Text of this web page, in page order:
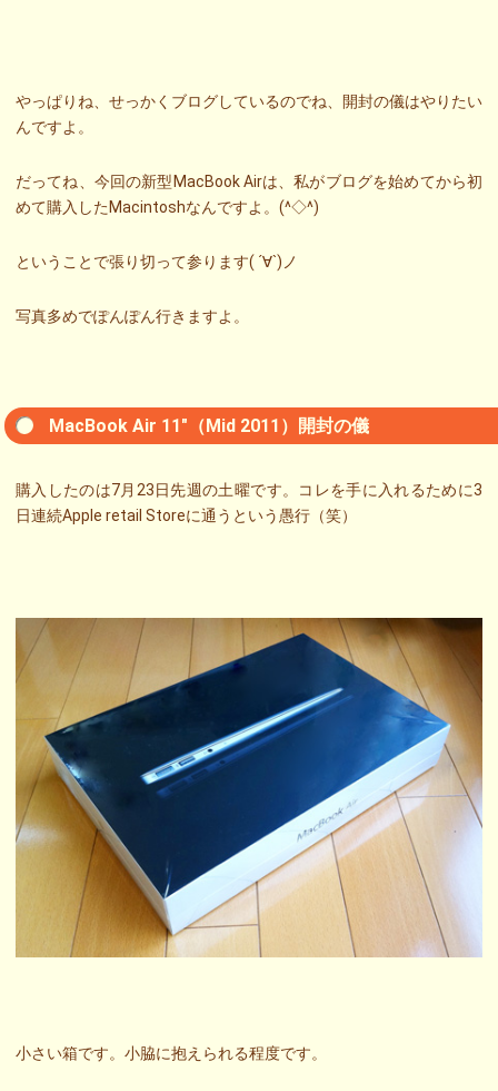
やっぱりね、せっかくブログしているのでね、開封の儀はやりたい
んですよ。
だってね、今回の新型MacBook Airは、私がブログを始めてから初
めて購入したMacintoshなんですよ。(^◇^)
ということで張り切って参ります( ´∀`)ノ
写真多めでぽんぽん行きますよ。
MacBook Air 11″（Mid 2011）開封の儀
購入したのは7月23日先週の土曜です。コレを手に入れるために3
日連続Apple retail Storeに通うという愚行（笑）
小さい箱です。小脇に抱えられる程度です。